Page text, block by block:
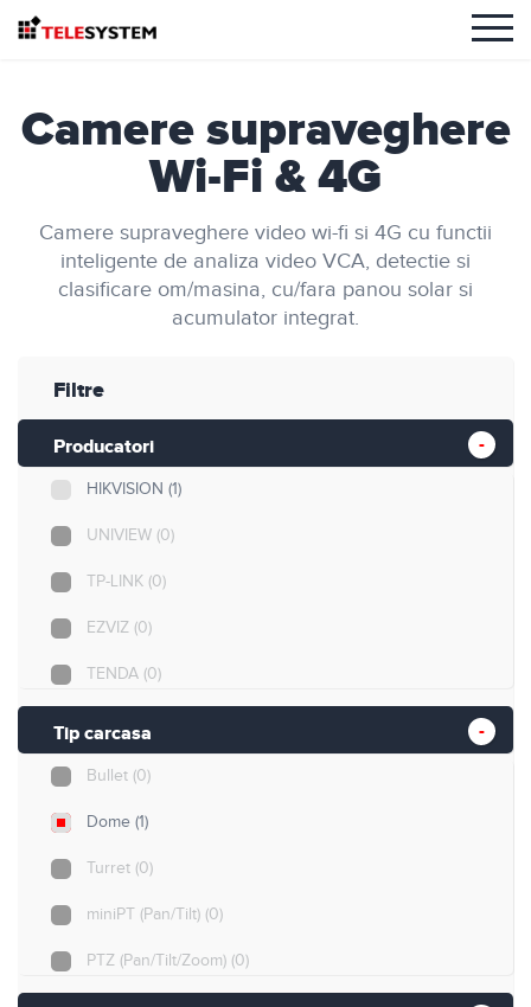
Camere supraveghere
Wi-Fi & 4G
Camere supraveghere video wi-fi si 4G cu functii
inteligente de analiza video VCA, detectie si
clasificare om/masina, cu/fara panou solar si
acumulator integrat.
Filtre
Producatori
HIKVISION (1)
UNIVIEW (0)
TP-LINK (0)
EZVIZ (0)
TENDA (0)
Tip carcasa
Bullet (0)
Dome (1)
Turret (0)
miniPT (Pan/Tilt) (0)
PTZ (Pan/Tilt/Zoom) (0)